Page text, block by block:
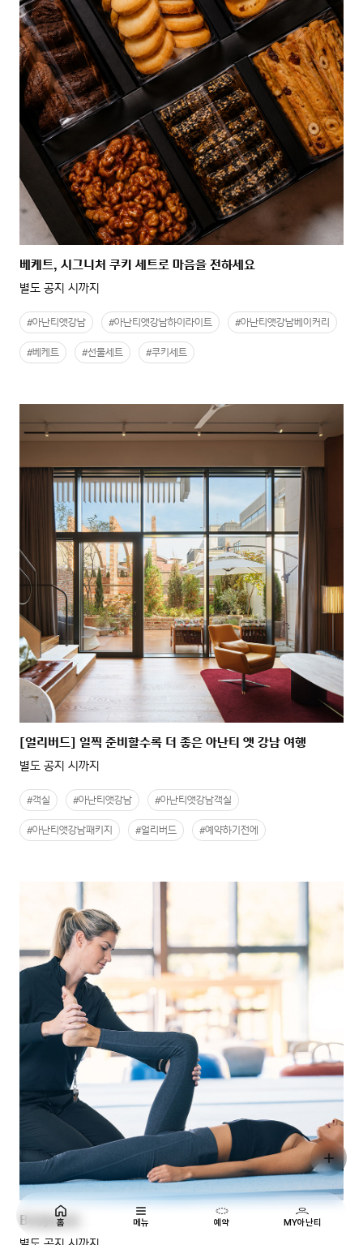
베케트, 시그니처 쿠키 세트로 마음을 전하세요
별도 공지 시까지
#아난티앳강남 #아난티앳강남하이라이트 #아난티앳강남베이커리
#베케트 #선물세트 #쿠키세트
[얼리버드] 일찍 준비할수록 더 좋은 아난티 앳 강남 여행
별도 공지 시까지
#객실 #아난티앳강남 #아난티앳강남객실
#아난티앳강남패키지 #얼리버드 #예약하기전에
Bodywork
홈 메뉴 예약 MY아난티